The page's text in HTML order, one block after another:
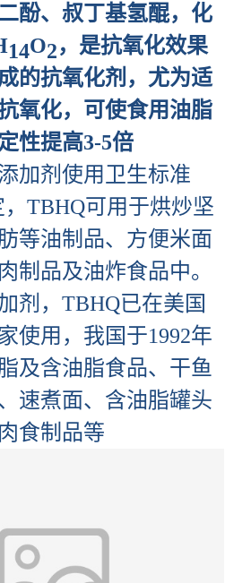
酚、叔丁基氢醌，化
14O2，是抗氧化效果
的抗氧化剂，尤为适
氧化，可使食用油脂
性提高3-5倍
加剂使用卫生标准
，TBHQ可用于烘炒坚
等油制品、方便米面
制品及油炸食品中。
剂，TBHQ已在美国
使用，我国于1992年
及含油脂食品、干鱼
速煮面、含油脂罐头
食制品等